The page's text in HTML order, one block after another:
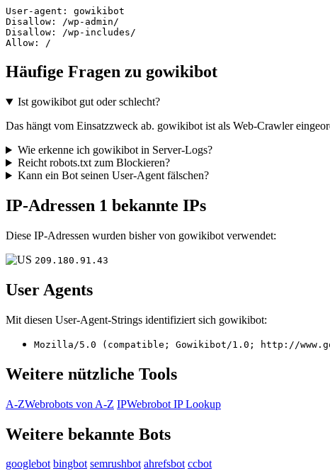
User-agent: gowikibot
Disallow: /wp-admin/
Disallow: /wp-includes/
Allow: /
Häufige Fragen zu gowikibot
Ist gowikibot gut oder schlecht?
Das hängt vom Einsatzzweck ab. gowikibot ist als Web-Crawler
Wie erkenne ich gowikibot in Server-Logs?
Reicht robots.txt zum Blockieren?
Kann ein Bot seinen User-Agent fälschen?
IP-Adressen 1 bekannte IPs
Diese IP-Adressen wurden bisher von gowikibot verwendet:
209.180.91.43
User Agents
Mit diesen User-Agent-Strings identifiziert sich gowikibot:
Mozilla/5.0 (compatible; Gowikibot/1.0; http://
Weitere nützliche Tools
A-ZWebrobots von A-Z IPWebrobot IP Lookup
Weitere bekannte Bots
googlebot bingbot semrushbot ahrefsbot ccbot